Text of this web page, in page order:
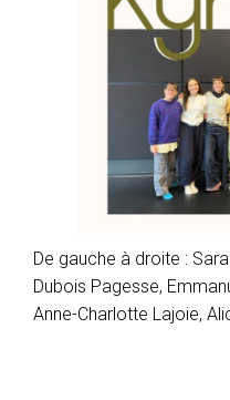
De gauche à droite :
Dubois Pagesse,
Anne-Charlotte Lajoie,